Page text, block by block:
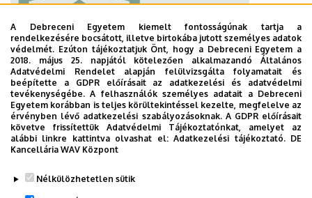
A Debreceni Egyetem kiemelt fontosságúnak tartja a
rendelkezésére bocsátott, illetve birtokába jutott személyes adatok
védelmét. Ezúton tájékoztatjuk Önt, hogy a Debreceni Egyetem a
2018. május 25. napjától kötelezően alkalmazandó Általános
Adatvédelmi Rendelet alapján felülvizsgálta folyamatait és
beépítette a GDPR előírásait az adatkezelési és adatvédelmi
tevékenységébe. A felhasználók személyes adatait a Debreceni
Egyetem korábban is teljes körültekintéssel kezelte, megfelelve az
érvényben lévő adatkezelési szabályozásoknak. A GDPR előírásait
követve frissítettük Adatvédelmi Tájékoztatónkat, amelyet az
alábbi linkre kattintva olvashat el:Adatkezelési tájékoztató. DE
Kancellária WAV Központ
Nélkülözhetetlen sütik
Kenézy Gyula
Campus